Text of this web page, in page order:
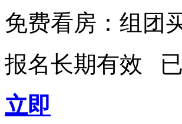
免费看房： 组团
报名长期有效 已
立即